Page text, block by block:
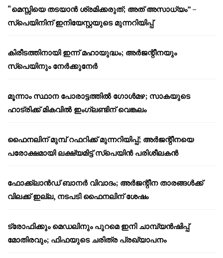
“മെസ്സിയെ തടയാൻ ശ്രമിക്കരുത്; അത് അസാധ്യം” –
സ്പെയിനിന് ഇനിയേസ്റ്റയുടെ മുന്നറിയിപ്പ്
കിരീടത്തിനായി ഇന്ന് മഹായുദ്ധം; അർജന്റീനയും
സ്പെയിനും നേർക്കുനേർ
മൂന്നാം സ്ഥാന പോരാട്ടത്തിൽ ഗോൾമഴ; സാകയുടെ
ഹാട്രിക്ക് മികവിൽ ഇംഗ്ലണ്ടിന് വെങ്കലം
ഫൈനലിന് മുമ്പ് റഫറിക്ക് മുന്നറിയിപ്പ്; അർജന്റീനയെ
പരോക്ഷമായി ലക്ഷ്യമിട്ട് സ്പെയിൻ പരിശീലകൻ
ഫോക്ക്‌ലാൻഡ് ബാനർ വിവാദം; അർജന്റീന താരങ്ങൾക്ക്
വിലക്ക് ഇല്ല, നടപടി ഫൈനലിന് ശേഷം
ട്രോഫിക്കും മെഡലിനും പുറമെ ഇനി ചാമ്പ്യൻഷിപ്പ്
മോതിരവും; ഫിഫയുടെ ചരിത്ര പ്രഖ്യാപനം